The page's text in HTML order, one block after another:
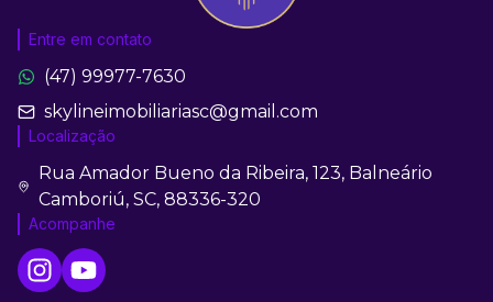
Entre em contato
(47) 99977-7630
skylineimobiliariasc@gmail.com
Localização
Rua Amador Bueno da Ribeira, 123, Balneário
Camboriú, SC, 88336-320
Acompanhe